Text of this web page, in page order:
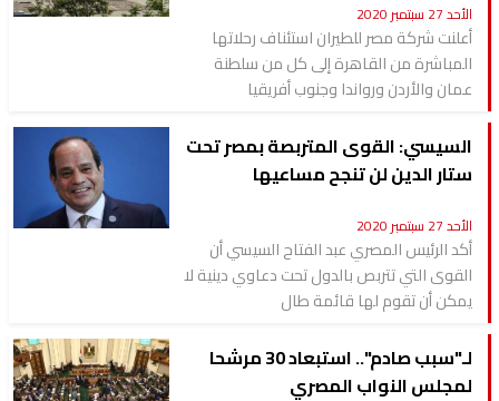
الأحد 27 سبتمبر 2020
أعلنت شركة مصر للطيران استئناف رحلاتها
المباشرة من القاهرة إلى كل من سلطنة
عمان والأردن ورواندا وجنوب أفريقيا
السيسي: القوى المتربصة بمصر تحت
ستار الدين لن تنجح مساعيها
الأحد 27 سبتمبر 2020
أكد الرئيس المصري عبد الفتاح السيسي أن
القوى التي تتربص بالدول تحت دعاوي دينية لا
يمكن أن تقوم لها قائمة طال
لـ"سبب صادم".. استبعاد 30 مرشحا
لمجلس النواب المصري